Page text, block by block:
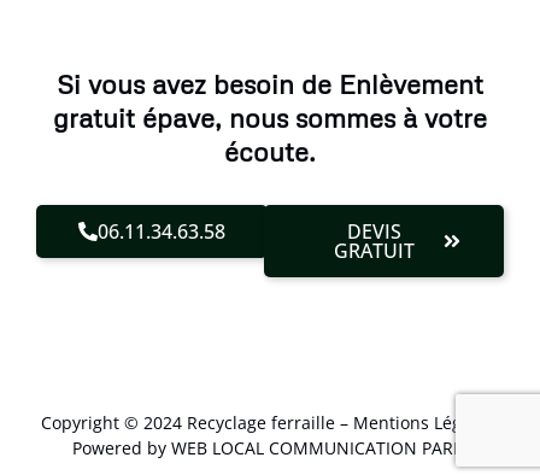
Si vous avez besoin de Enlèvement
gratuit épave, nous sommes à votre
écoute.
06.11.34.63.58 DEVIS
GRATUIT
Copyright © 2024 Recyclage ferraille – Mentions Légales
Powered by WEB LOCAL COMMUNICATION PARIS